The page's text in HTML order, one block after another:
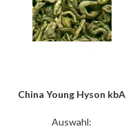
China Young Hyson kbA
Auswahl: